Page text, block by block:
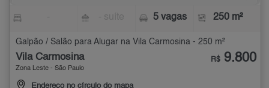
5 vagas 250 m²
Galpão / Salão para Alugar na Vila Carmosina - 250 m²
Vila Carmosina
Zona Leste - São Paulo
Endereço no círculo do mapa
R$ 9.800